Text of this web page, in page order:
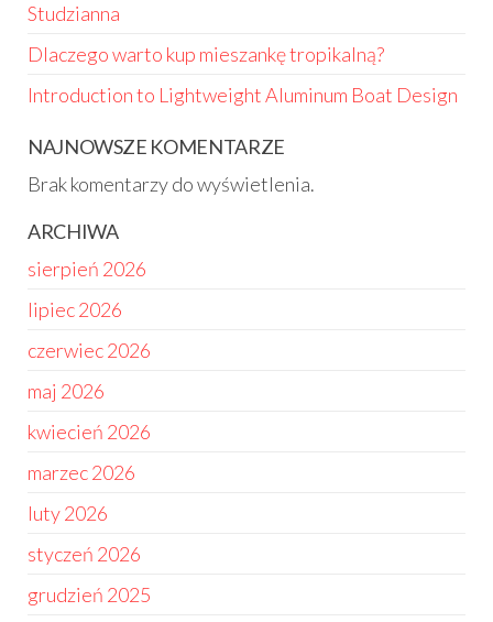
Studzianna
Dlaczego warto kup mieszankę tropikalną?
Introduction to Lightweight Aluminum Boat Design
NAJNOWSZE KOMENTARZE
Brak komentarzy do wyświetlenia.
ARCHIWA
sierpień 2026
lipiec 2026
czerwiec 2026
maj 2026
kwiecień 2026
marzec 2026
luty 2026
styczeń 2026
grudzień 2025